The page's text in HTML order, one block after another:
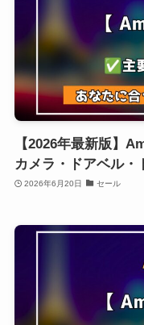
【2026年最新版】
カメラ・ドアベル・
2026年6月20日 セール